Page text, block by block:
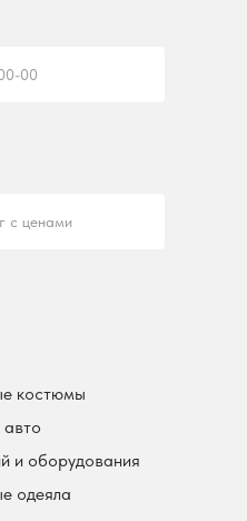
с ценами
костюмы
и оборудования
одеяла